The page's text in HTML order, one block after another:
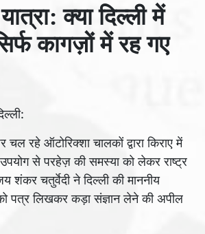
क्या दिल्ली में
कागज़ों में रह गए
चल रहे ऑटोरिक्शा चालकों द्वारा किराए में
से परहेज़ की समस्या को लेकर राष्ट्र
शंकर चतुर्वेदी ने दिल्ली की माननीय
पत्र लिखकर कड़ा संज्ञान लेने की अपील